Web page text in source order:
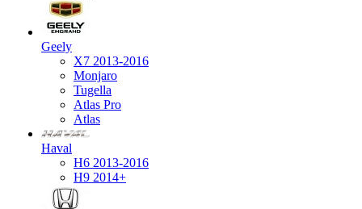
Geely
X7 2013-2016
Monjaro
Tugella
Atlas Pro
Atlas
Haval
H6 2013-2016
H9 2014+